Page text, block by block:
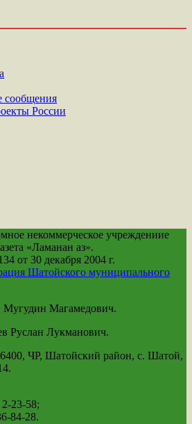
России
некоммерческое учреждениие
«Ламанан аз».
от 30 декабря 2004 г.
Шатойского муниципального
Магамедович.
Руслан Лукманович.
ЧР, Шатойский район, с. Шатой,
23-58;
84-28.